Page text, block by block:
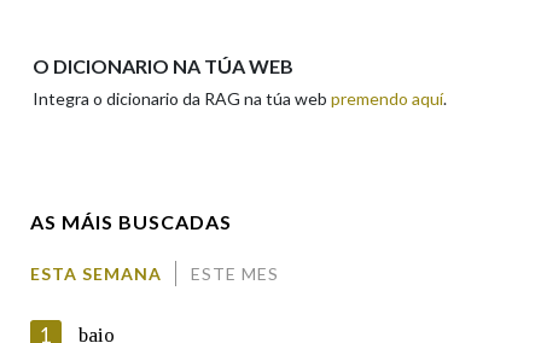
O DICIONARIO NA TÚA WEB
Integra o dicionario da RAG na túa web premendo aquí.
AS MÁIS BUSCADAS
ESTA SEMANA ESTE MES
1 baio